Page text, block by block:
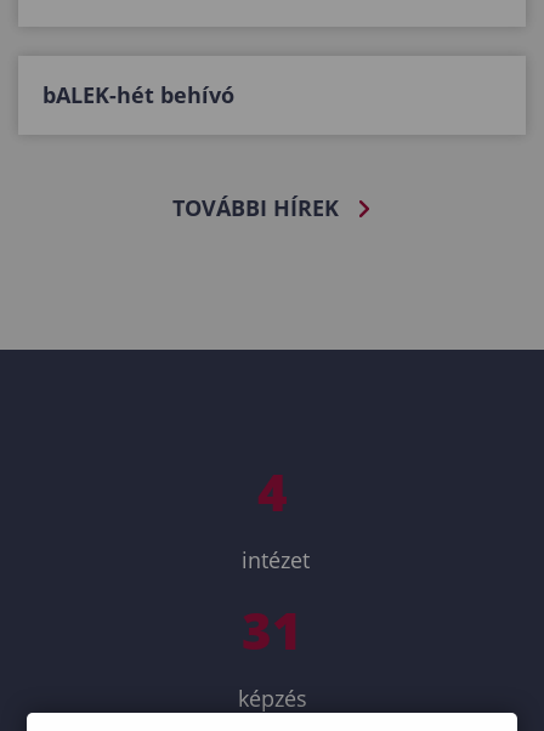
bALEK-hét behívó
TOVÁBBI HÍREK
4
intézet
31
képzés